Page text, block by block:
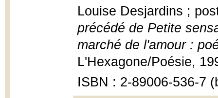
Louise Desjardins ;
précédé de Petite
marché de l'amour :
L'Hexagone/Poésie,
ISBN : 2-89006-536-7